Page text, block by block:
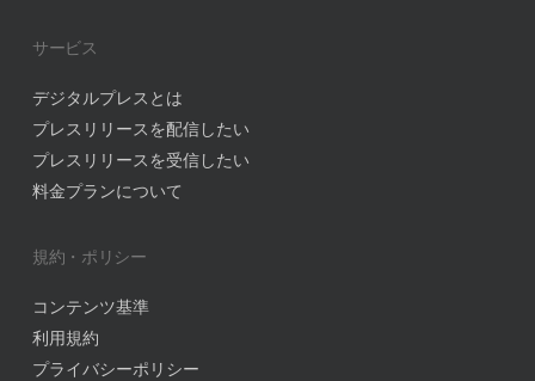
サービス
デジタルプレスとは
プレスリリースを配信したい
プレスリリースを受信したい
料金プランについて
規約・ポリシー
コンテンツ基準
利用規約
プライバシーポリシー